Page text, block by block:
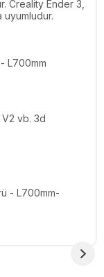
Creality Ender 3,
uyumludur.
L700mm
vb. 3d
- L700mm-